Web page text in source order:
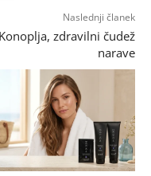
Naslednji članek
Konoplja, zdravilni čudež
narave